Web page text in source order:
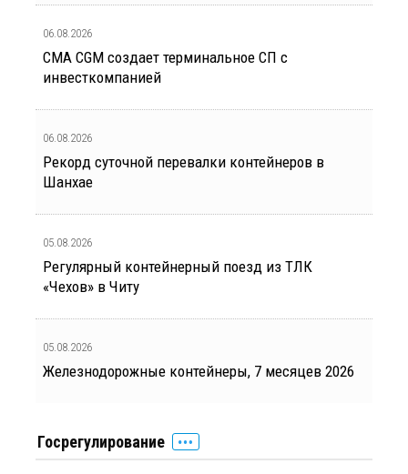
06.08.2026
CMA CGM создает терминальное СП с
инвесткомпанией
06.08.2026
Рекорд суточной перевалки контейнеров в
Шанхае
05.08.2026
Регулярный контейнерный поезд из ТЛК
«Чехов» в Читу
05.08.2026
Железнодорожные контейнеры, 7 месяцев 2026
Госрегулирование